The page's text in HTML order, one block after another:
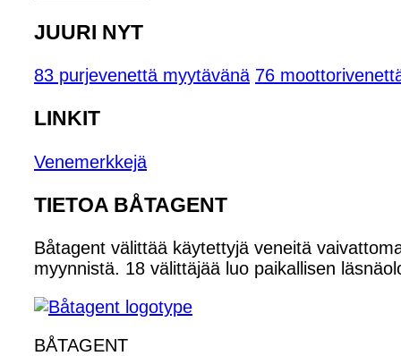
JUURI NYT
83 purjevenettä myytävänä 76
LINKIT
Venemerkkejä
TIETOA BÅTAGENT
Båtagent välittää käytettyjä veneitä
myynnistä. 18 välittäjää luo paikallisen
BÅTAGENT